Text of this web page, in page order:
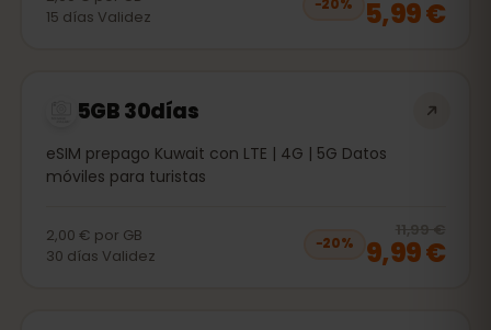
15 días Validez
−20% 5,99 €
5GB 30días
eSIM prepago Kuwait con LTE | 4G | 5G Datos
móviles para turistas
2,00 € por GB
30 días Validez
−20%
11,99 €
9,99 €